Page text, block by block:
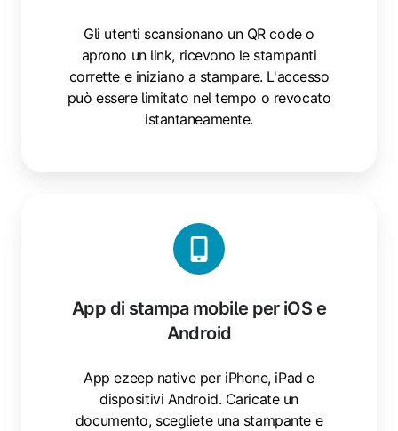
Gli utenti scansionano un QR code o
aprono un link, ricevono le stampanti
corrette e iniziano a stampare. L'accesso
può essere limitato nel tempo o revocato
istantaneamente.
App di stampa mobile per iOS e
Android
App ezeep native per iPhone, iPad e
dispositivi Android. Caricate un
documento, scegliete una stampante e
di
stampa
mobile
iOS
e